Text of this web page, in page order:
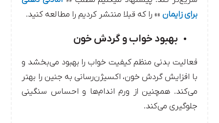
برای زایمان »» را که قبلا منتشر کردیم را مطالعه کنید.
بهبود خواب و گردش خون
فعالیت بدنی منظم کیفیت خواب را بهبود می‌بخشد و
با افزایش گردش خون، اکسیژن‌رسانی به جنین را بهتر
می‌کند. همچنین از ورم اندام‌ها و احساس سنگینی
جلوگیری می‌کند.